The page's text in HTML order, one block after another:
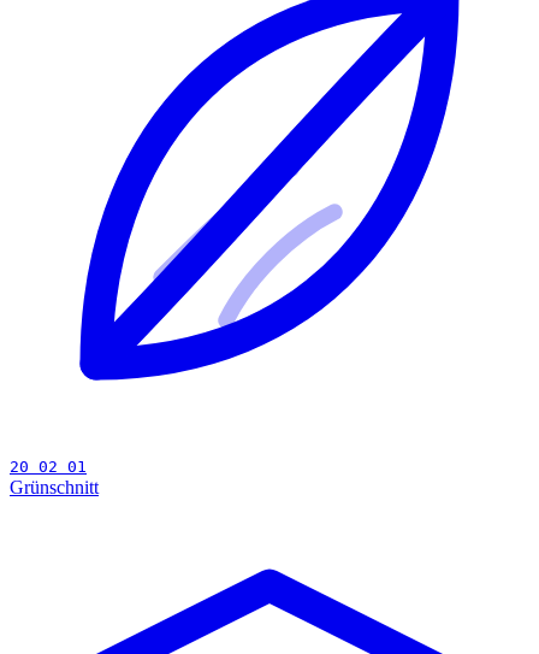
20 02 01
Grünschnitt